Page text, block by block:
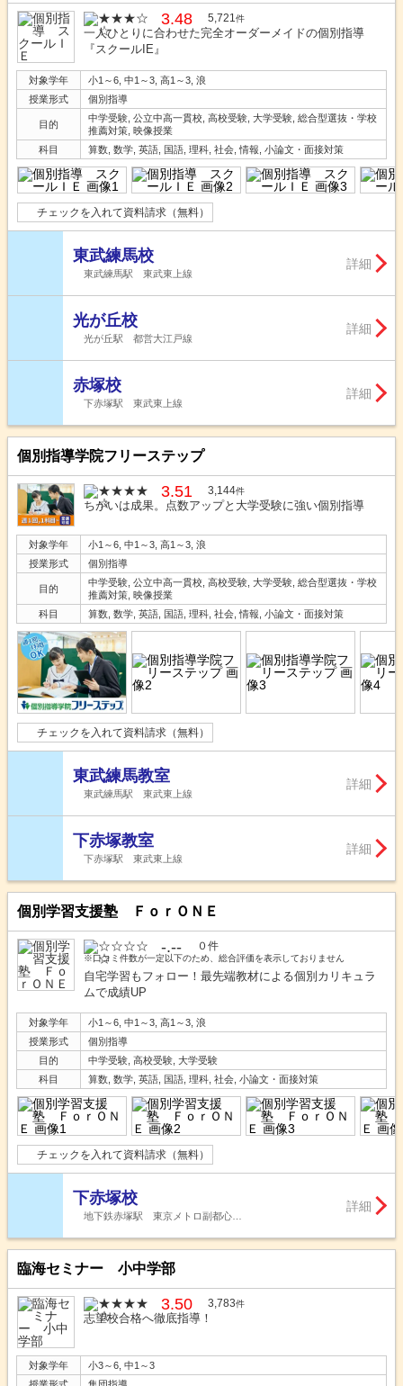
3.48 5,721 件
一人ひとりに合わせた完全オーダーメイドの個別指導
『スクールIE』
対象学年
小1～6, 中1～3, 高1～3, 浪
授業形式
個別指導
目的
中学受験, 公立中高一貫校, 高校受験, 大学受験, 総合型選抜・学校
推薦対策, 映像授業
科目
算数, 数学, 英語, 国語, 理科, 社会, 情報, 小論文・面接対策
チェックを入れて資料請求（無料）
東武練馬校
東武練馬駅 東武東上線
詳細
光が丘校
光が丘駅 都営大江戸線
詳細
赤塚校
下赤塚駅 東武東上線
詳細
個別指導学院フリーステップ
3.51 3,144件
ちがいは成果。点数アップと大学受験に強い個別指導
対象学年
小1～6, 中1～3, 高1～3, 浪
授業形式
個別指導
目的
中学受験, 公立中高一貫校, 高校受験, 大学受験, 総合型選抜・学校
推薦対策, 映像授業
科目
算数, 数学, 英語, 国語, 理科, 社会, 情報, 小論文・面接対策
チェックを入れて資料請求（無料）
東武練馬教室
東武練馬駅 東武東上線
詳細
下赤塚教室
下赤塚駅 東武東上線
詳細
個別学習支援塾 ＦｏｒＯＮＥ
-.-- ０件
※口コミ件数が一定以下のため、総合評価を表示しておりません
自宅学習もフォロー！最先端教材による個別カリキュラ
ムで成績UP
対象学年
小1～6, 中1～3, 高1～3, 浪
授業形式
個別指導
目的
中学受験, 高校受験, 大学受験
科目
算数, 数学, 英語, 国語, 理科, 社会, 小論文・面接対策
チェックを入れて資料請求（無料）
下赤塚校
地下鉄赤塚駅 東京メトロ副都心…
詳細
臨海セミナー 小中学部
3.50 3,783件
志望校合格へ徹底指導！
対象学年
小3～6, 中1～3